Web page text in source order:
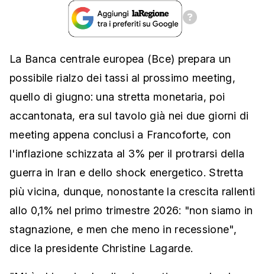
La Banca centrale europea (Bce) prepara un
possibile rialzo dei tassi al prossimo meeting,
quello di giugno: una stretta monetaria, poi
accantonata, era sul tavolo già nei due giorni di
meeting appena conclusi a Francoforte, con
l'inflazione schizzata al 3% per il protrarsi della
guerra in Iran e dello shock energetico. Stretta
più vicina, dunque, nonostante la crescita rallenti
allo 0,1% nel primo trimestre 2026: "non siamo in
stagnazione, e men che meno in recessione",
dice la presidente Christine Lagarde.